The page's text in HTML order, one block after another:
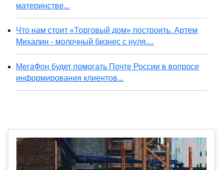
материнстве...
Что нам стоит «Торговый дом» построить. Артем
Михалин - молочный бизнес с нуля....
МегаФон будет помогать Почте России в вопросе
информирования клиентов...